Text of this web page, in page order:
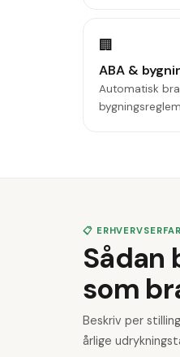
🏢
ABA &
Automatisk
📋
Sådan
som
Beskriv per
årlige